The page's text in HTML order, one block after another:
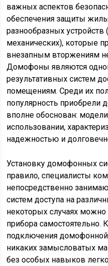
важных аспектов
обеспечения защиты
разнообразных устройств
механических), которые
внезапным вторжениям
Домофоны являются
результативных систем
помещениям. Среди их
популярность приобрели
вполне обоснован:
использовании,
надежностью и
Установку домофонных
правило, специалисты
непосредственно
систем доступа на
некоторых случаях
прибора самостоятельно.
подключения
никаких замысловатых
без особых навыков